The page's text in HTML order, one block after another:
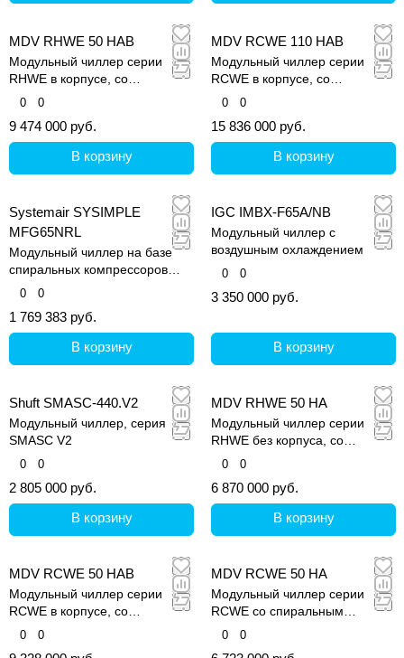
MDV RHWE 50 HAB
Модульный чиллер серии
RHWE в корпусе, со
спиральным компрессором
0 0
9 474 000 руб.
В корзину
MDV RCWE 110 HAB
Модульный чиллер серии
RCWE в корпусе, со
спиральным компрессором
0 0
15 836 000 руб.
В корзину
Systemair SYSIMPLE
MFG65NRL
Модульный чиллер на базе
спиральных компрессоров
постоянной
0 0
1 769 383 руб.
В корзину
IGC IMBX-F65A/NB
Модульный чиллер c
воздушным охлаждением
0 0
3 350 000 руб.
В корзину
Shuft SMASC-440.V2
Модульный чиллер, серия
SMASC V2
0 0
2 805 000 руб.
В корзину
MDV RHWE 50 HA
Модульный чиллер серии
RHWE без корпуса, со
спиральным компрессором.
0 0
6 870 000 руб.
В корзину
MDV RCWE 50 HAB
Модульный чиллер серии
RCWE в корпусе, со
спиральным компрессором
0 0
MDV RCWE 50 HA
Модульный чиллер серии
RCWE со спиральным
компрессором.
0 0